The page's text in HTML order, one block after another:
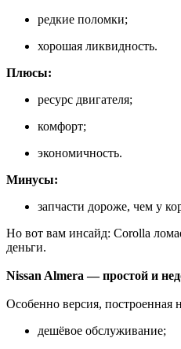
редкие поломки;
хорошая ликвидность.
Плюсы:
ресурс двигателя;
комфорт;
экономичность.
Минусы:
запчасти дороже, чем у
Но вот вам инсайд: Corolla
деньги.
Nissan Almera — простой и
Особенно версия, построенная
дешёвое обслуживание;